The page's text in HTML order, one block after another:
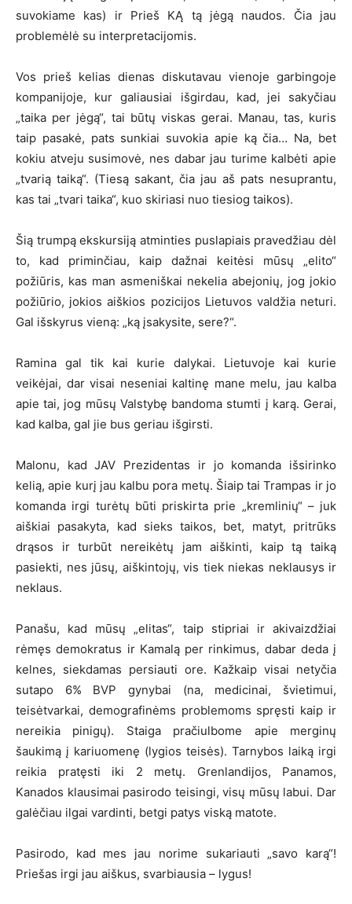
suvokiame kas) ir Prieš KĄ tą jėgą naudos. Čia jau
problemėlė su interpretacijomis.
Vos prieš kelias dienas diskutavau vienoje garbingoje
kompanijoje, kur galiausiai išgirdau, kad, jei sakyčiau
„taika per jėgą“, tai būtų viskas gerai. Manau, tas, kuris
taip pasakė, pats sunkiai suvokia apie ką čia… Na, bet
kokiu atveju susimovė, nes dabar jau turime kalbėti apie
„tvarią taiką“. (Tiesą sakant, čia jau aš pats nesuprantu,
kas tai „tvari taika“, kuo skiriasi nuo tiesiog taikos).
Šią trumpą ekskursiją atminties puslapiais pravedžiau dėl
to, kad priminčiau, kaip dažnai keitėsi mūsų „elito“
požiūris, kas man asmeniškai nekelia abejonių, jog jokio
požiūrio, jokios aiškios pozicijos Lietuvos valdžia neturi.
Gal išskyrus vieną: „ką įsakysite, sere?“.
Ramina gal tik kai kurie dalykai. Lietuvoje kai kurie
veikėjai, dar visai neseniai kaltinę mane melu, jau kalba
apie tai, jog mūsų Valstybę bandoma stumti į karą. Gerai,
kad kalba, gal jie bus geriau išgirsti.
Malonu, kad JAV Prezidentas ir jo komanda išsirinko
kelią, apie kurį jau kalbu pora metų. Šiaip tai Trampas ir jo
komanda irgi turėtų būti priskirta prie „kremlinių“ – juk
aiškiai pasakyta, kad sieks taikos, bet, matyt, pritrūks
drąsos ir turbūt nereikėtų jam aiškinti, kaip tą taiką
pasiekti, nes jūsų, aiškintojų, vis tiek niekas neklausys ir
neklaus.
Panašu, kad mūsų „elitas“, taip stipriai ir akivaizdžiai
rėmęs demokratus ir Kamalą per rinkimus, dabar deda į
kelnes, siekdamas persiauti ore. Kažkaip visai netyčia
sutapo 6% BVP gynybai (na, medicinai, švietimui,
teisėtvarkai, demografinėms problemoms spręsti kaip ir
nereikia pinigų). Staiga pračiulbome apie merginų
šaukimą į kariuomenę (lygios teisės). Tarnybos laiką irgi
reikia pratęsti iki 2 metų. Grenlandijos, Panamos,
Kanados klausimai pasirodo teisingi, visų mūsų labui. Dar
galėčiau ilgai vardinti, betgi patys viską matote.
Pasirodo, kad mes jau norime sukariauti „savo karą“!
Priešas irgi jau aiškus, svarbiausia – lygus!